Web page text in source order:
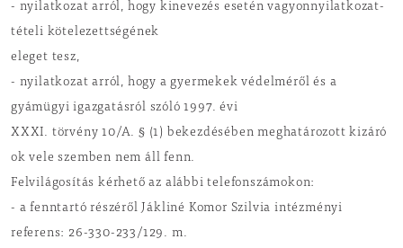
- nyilatkozat arról, hogy kinevezés esetén vagyonnyilatkozat-
tételi kötelezettségének
eleget tesz,
- nyilatkozat arról, hogy a gyermekek védelméről és a
gyámügyi igazgatásról szóló 1997. évi
XXXI. törvény 10/A. § (1) bekezdésében meghatározott kizáró
ok vele szemben nem áll fenn.
Felvilágosítás kérhető az alábbi telefonszámokon:
- a fenntartó részéről Jákliné Komor Szilvia intézményi
referens: 26-330-233/129. m.